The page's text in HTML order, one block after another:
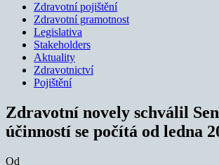
Zdravotní pojištění
Zdravotní gramotnost
Legislativa
Stakeholders
Aktuality
Zdravotnictví
Pojištění
Zdravotní novely schválil
účinností se počítá od ledna
Od